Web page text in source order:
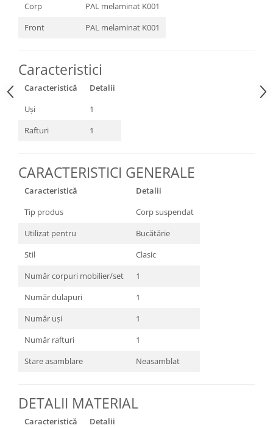
Corp
PAL melaminat K001
Front
PAL melaminat K001
Caracteristici
Caracteristică
Detalii
Uși
1
Rafturi
1
CARACTERISTICI GENERALE
Caracteristică
Detalii
Tip produs
Corp suspendat
Utilizat pentru
Bucătărie
Stil
Clasic
Număr corpuri mobilier/set
1
Număr dulapuri
1
Număr uși
1
Număr rafturi
1
Stare asamblare
Neasamblat
DETALII MATERIAL
Caracteristică
Detalii